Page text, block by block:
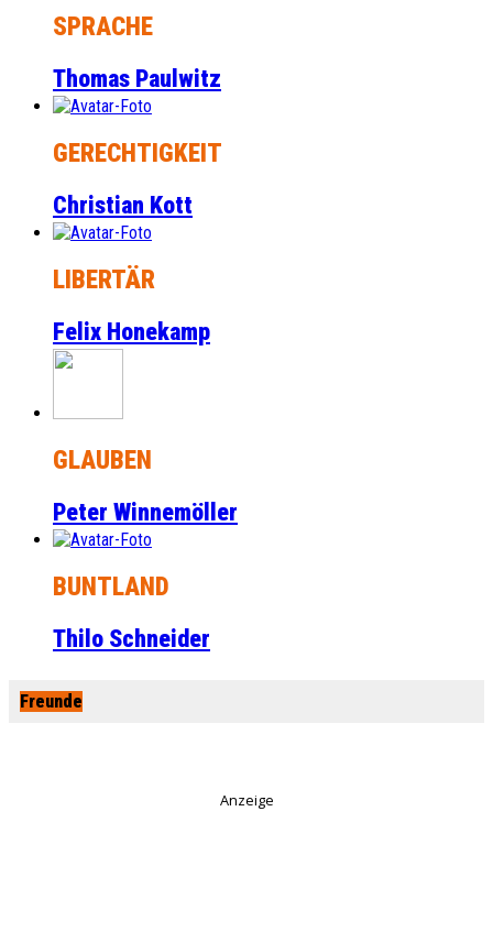
SPRACHE
Thomas Paulwitz
GERECHTIGKEIT
Christian Kott
LIBERTÄR
Felix Honekamp
GLAUBEN
Peter Winnemöller
BUNTLAND
Thilo Schneider
Freunde
Anzeige